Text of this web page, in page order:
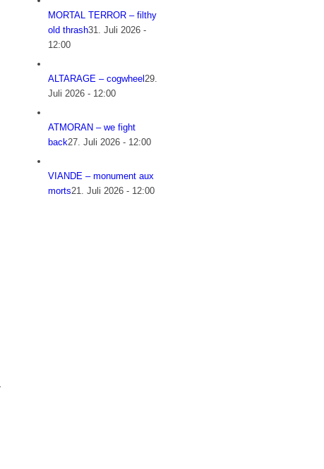
MORTAL TERROR – filthy
old thrash31. Juli 2026 -
12:00
ALTARAGE – cogwheel29.
Juli 2026 - 12:00
ATMORAN – we fight
back27. Juli 2026 - 12:00
VIANDE – monument aux
morts21. Juli 2026 - 12:00